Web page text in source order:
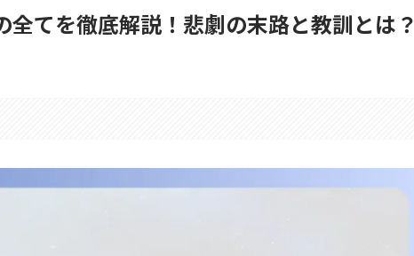
全てを徹底解説！悲劇の末路と教訓とは？